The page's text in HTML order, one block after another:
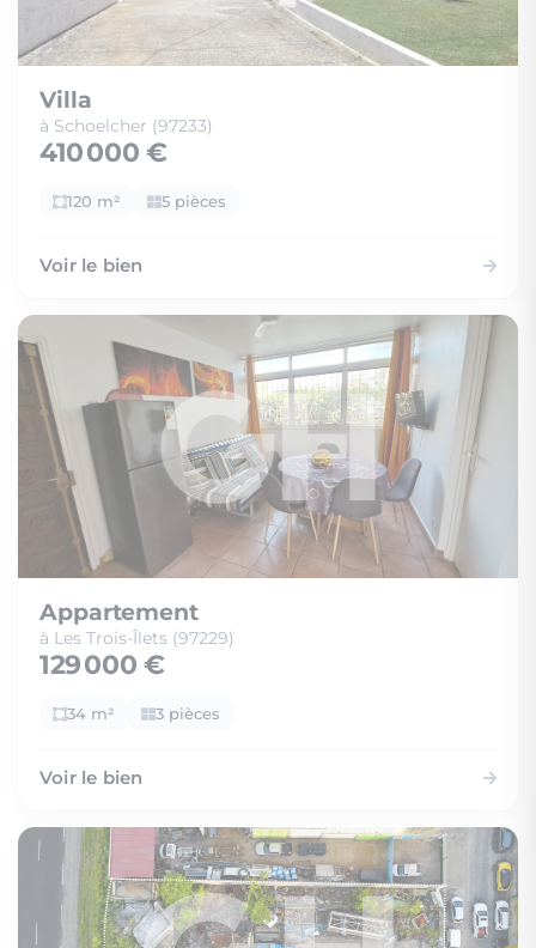
Villa
à Schoelcher (97233)
410 000 €
120 m² 5 pièces
Voir le bien
Appartement
à Les Trois-Îlets (97229)
129 000 €
34 m² 3 pièces
Voir le bien